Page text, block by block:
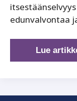
edunvalvontaa
Kasvun
Lue